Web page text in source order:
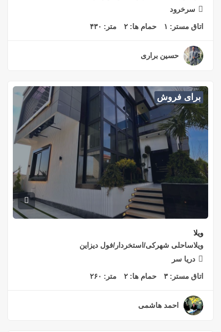
سرخرود
اتاق مستر: ۱ حمام ها: ۲ متر: ۴۳۰
حسین براری
برای فروش
ویلا
ویلاساحلی شهرکی/استخردار/فول دیزاین
دریا سر
اتاق مستر:۳ حمام ها: ۲ متر: ۲۶۰
احمد هاشمی